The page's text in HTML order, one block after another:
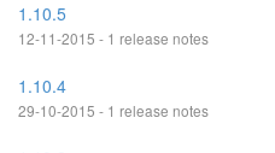
1.10.5
12-11-2015 - 1 release notes
1.10.4
29-10-2015 - 1 release notes